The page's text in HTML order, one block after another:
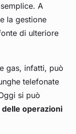
A
la gestione
di ulteriore
gas, infatti, può
telefonate
si può
operazioni